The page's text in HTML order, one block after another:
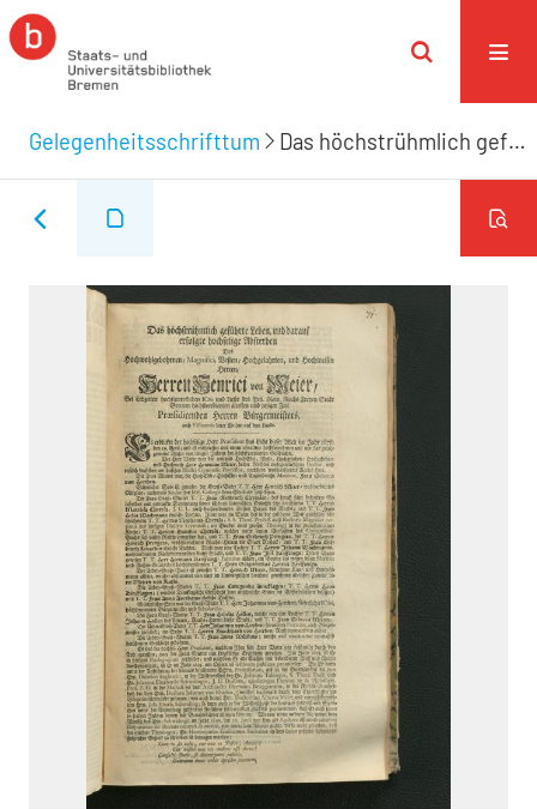
Gelegenheitsschrifttum Das höchstrühmlich geführte Leben, und darauf erfolgte hochselige Absterben Des ... Herren Henrici von Meier, Bei Lebzeiten hochfürtreflichen ICti, und dieser ... Stadt Bremen höchstverdienten ältesten und jetziger Zeit Præsidirenden Herren Bürgermeisters, auch Visitatoris derer Kirchen auf dem Lande